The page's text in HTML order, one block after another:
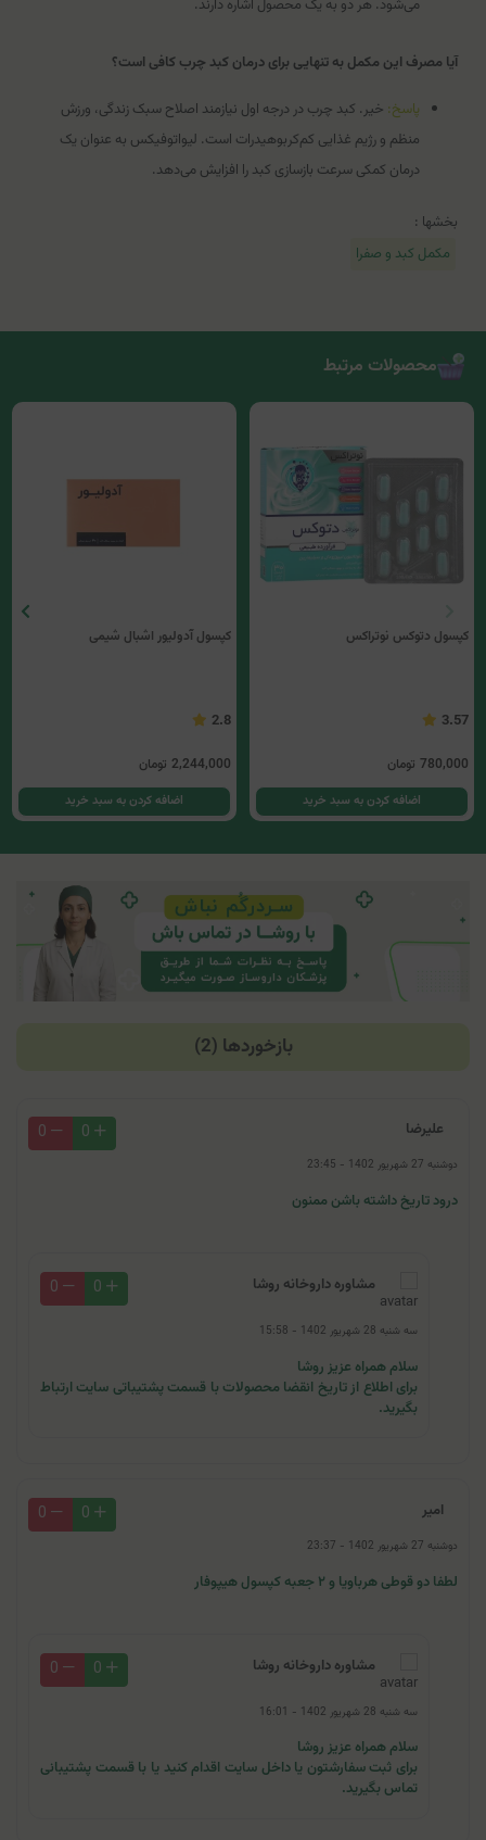
می‌شود. هر دو به یک محصول اشاره دارند.
آیا مصرف این مکمل به تنهایی برای درمان کبد چرب کافی است؟
پاسخ: خیر. کبد چرب در درجه اول نیازمند اصلاح سبک زندگی، ورزش
منظم و رژیم غذایی کم‌کربوهیدرات است. لیواتوفیکس به عنوان یک
درمان کمکی سرعت بازسازی کبد را افزایش می‌دهد.
بخشها :
مکمل کبد و صفرا
محصولات مرتبط
کپسول دتوکس نوتراکس
3.57
780,000 تومان
اضافه کردن به سبد خرید
کپسول آدولیور اشبال شیمی
2.8
2,244,000 تومان
اضافه کردن به سبد خرید
بازخوردها (2)
علیرضا 0
0
دوشنبه 27 شهریور 1402 - 23:45
درود تاریخ داشته باشن ممنون
مشاوره داروخانه روشا 0
0
سه شنبه 28 شهریور 1402 - 15:58
سلام همراه عزیز روشا
برای اطلاع از تاریخ انقضا محصولات با قسمت پشتیباتی سایت ارتباط
بگیرید.
امیر 0
0
دوشنبه 27 شهریور 1402 - 23:37
لطفا دو قوطی هرباویا و ۲ جعبه کپسول هیپوفار
مشاوره داروخانه روشا 0
0
سه شنبه 28 شهریور 1402 - 16:01
سلام همراه عزیز روشا
برای ثبت سفارشتون یا داخل سایت اقدام کنید یا با قسمت پشتیبانی
تماس بگیرید.